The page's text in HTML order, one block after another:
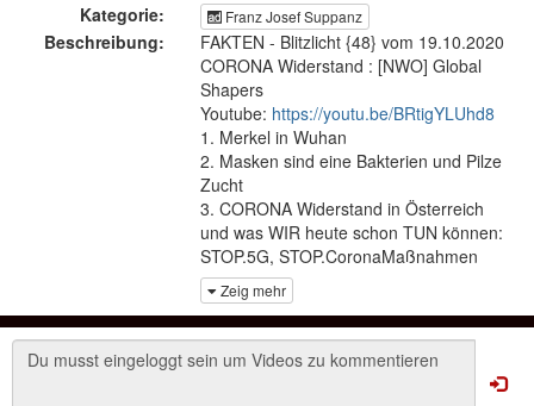
Kategorie: Franz Josef Suppanz
Beschreibung:
FAKTEN - Blitzlicht {48} vom 19.10.2020
CORONA Widerstand : [NWO] Global
Shapers
Youtube: https://youtu.be/BRtigYLUhd8
1. Merkel in Wuhan
2. Masken sind eine Bakterien und Pilze
Zucht
3. CORONA Widerstand in Österreich
und was WIR heute schon TUN können:
STOP.5G, STOP.CoronaMaßnahmen
4. BILDUNG: Rechtliches Wissen
In diesem PDF sind alle Links zur
Sendung drinnen.
PDF:
https://archiv.okitalk.net/audio/2020/10/
Zeig mehr